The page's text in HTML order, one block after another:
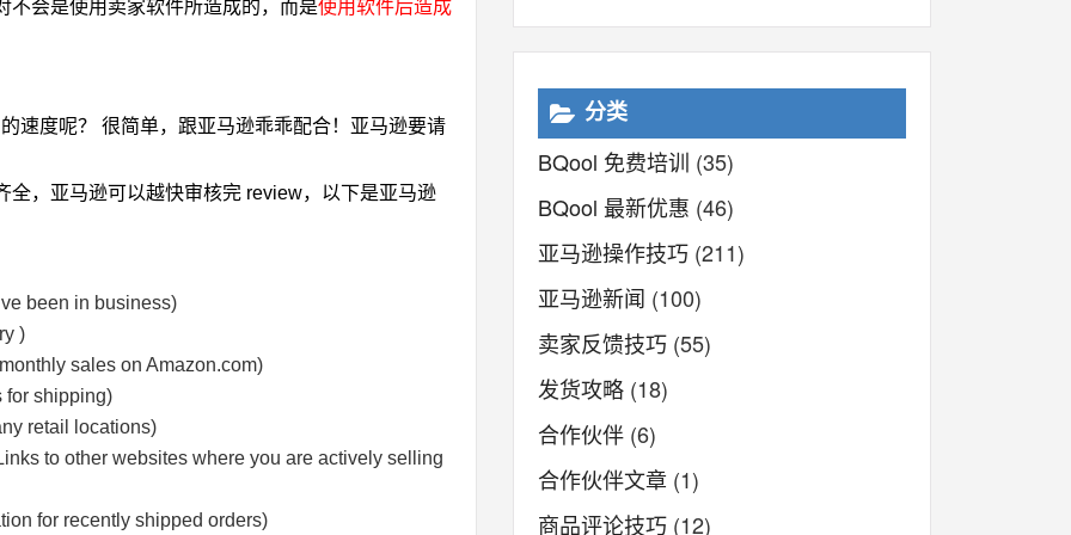
不会是使用卖家软件所造成的，而是使用软件后造成
速度呢？ 很简单，跟亚马逊乖乖配合！亚马逊要请
，亚马逊可以越快审核完 review，以下是亚马逊
been in business)
)
sales on Amazon.com)
for shipping)
retail locations)
to other websites where you are actively selling
for recently shipped orders)
分类
BQool 免费培训 (35)
BQool 最新优惠 (46)
亚马逊操作技巧 (211)
亚马逊新闻 (100)
卖家反馈技巧 (55)
发货攻略 (18)
合作伙伴 (6)
合作伙伴文章 (1)
商品评论技巧 (12)